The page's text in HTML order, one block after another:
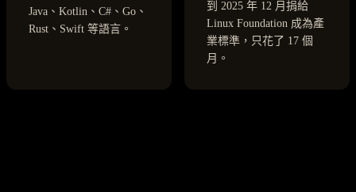
Java、Kotlin、C#、Go、
Rust、Swift 等語言。
到 2025 年 12 月捐給
Linux Foundation 成為產
業標準，只花了 17 個
月。